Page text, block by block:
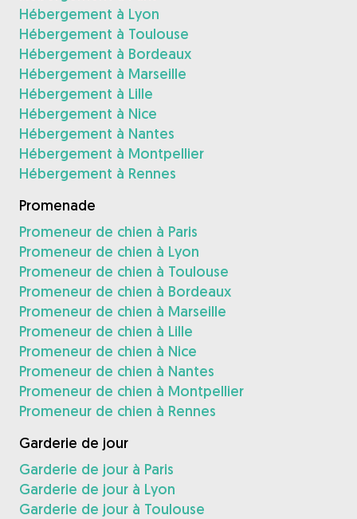
Hébergement à Lyon
Hébergement à Toulouse
Hébergement à Bordeaux
Hébergement à Marseille
Hébergement à Lille
Hébergement à Nice
Hébergement à Nantes
Hébergement à Montpellier
Hébergement à Rennes
Promenade
Promeneur de chien à Paris
Promeneur de chien à Lyon
Promeneur de chien à Toulouse
Promeneur de chien à Bordeaux
Promeneur de chien à Marseille
Promeneur de chien à Lille
Promeneur de chien à Nice
Promeneur de chien à Nantes
Promeneur de chien à Montpellier
Promeneur de chien à Rennes
Garderie de jour
Garderie de jour à Paris
Garderie de jour à Lyon
Garderie de jour à Toulouse